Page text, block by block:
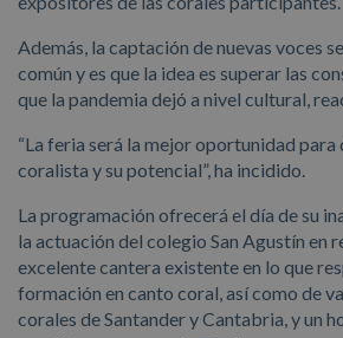
Además, la captación de nuevas voces
común y es que la idea es superar las
que la pandemia dejó a nivel cultural,
“La feria será la mejor oportunidad
coralista y su potencial”, ha incidido.
La programación ofrecerá el día de su
la actuación del colegio San Agustín en
excelente cantera existente en lo que
formación en canto coral, así como de
corales de Santander y Cantabria, y un